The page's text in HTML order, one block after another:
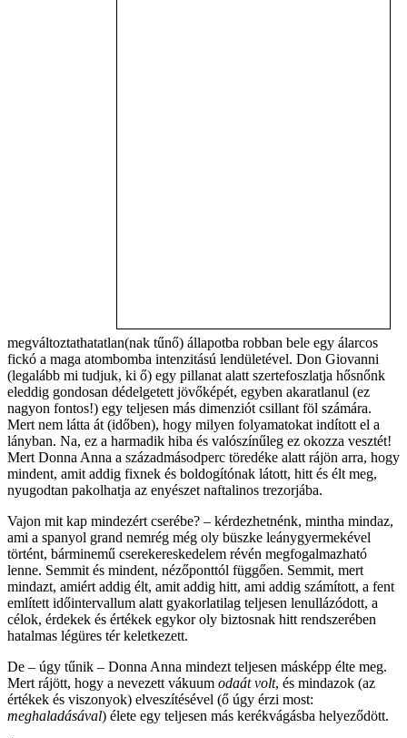
megváltoztathatatlan(nak tűnő) állapotba robban bele egy álarcos
fickó a maga atombomba intenzitású lendületével. Don Giovanni
(legalább mi tudjuk, ki ő) egy pillanat alatt szertefoszlatja hősnőnk
eleddig gondosan dédelgetett jövőképét, egyben akaratlanul (ez
nagyon fontos!) egy teljesen más dimenziót csillant föl számára.
Mert nem látta át (időben), hogy milyen folyamatokat indított el a
lányban. Na, ez a harmadik hiba és valószínűleg ez okozza vesztét!
Mert Donna Anna a századmásodperc töredéke alatt rájön arra, hogy
mindent, amit addig fixnek és boldogítónak látott, hitt és élt meg,
nyugodtan pakolhatja az enyészet naftalinos trezorjába.
Vajon mit kap mindezért cserébe? – kérdezhetnénk, mintha mindaz,
ami a spanyol grand nemrég még oly büszke leánygyermekével
történt, bárminemű cserekereskedelem révén megfogalmazható
lenne. Semmit és mindent, nézőponttól függően. Semmit, mert
mindazt, amiért addig élt, amit addig hitt, ami addig számított, a fent
említett időintervallum alatt gyakorlatilag teljesen lenullázódott, a
célok, érdekek és értékek egykor oly biztosnak hitt rendszerében
hatalmas légüres tér keletkezett.
De – úgy tűnik – Donna Anna mindezt teljesen másképp élte meg.
Mert rájött, hogy a nevezett vákuum odaát volt, és mindazok (az
értékek és viszonyok) elveszítésével (ő úgy érzi most:
meghaladásával) élete egy teljesen más kerékvágásba helyeződött.